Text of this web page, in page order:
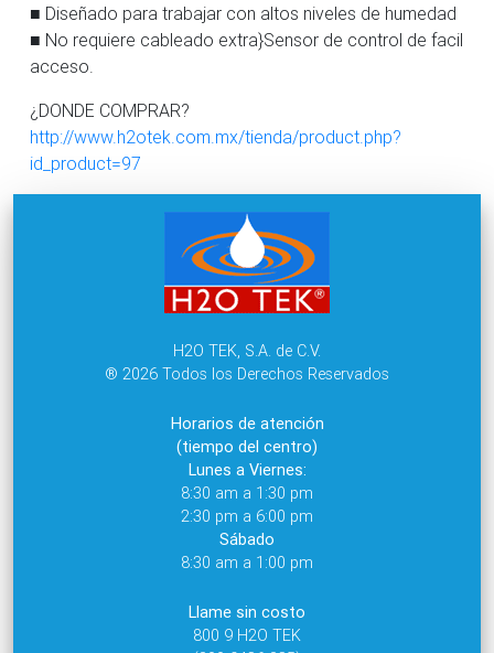
■ Diseñado para trabajar con altos niveles de humedad
■ No requiere cableado extra}Sensor de control de facil
acceso.
¿DONDE COMPRAR?
http://www.h2otek.com.mx/tienda/product.php?
id_product=97
H2O TEK, S.A. de C.V.
® 2026 Todos los Derechos Reservados
Horarios de atención
(tiempo del centro)
Lunes a Viernes:
8:30 am a 1:30 pm
2:30 pm a 6:00 pm
Sábado
8:30 am a 1:00 pm
Llame sin costo
800 9 H2O TEK